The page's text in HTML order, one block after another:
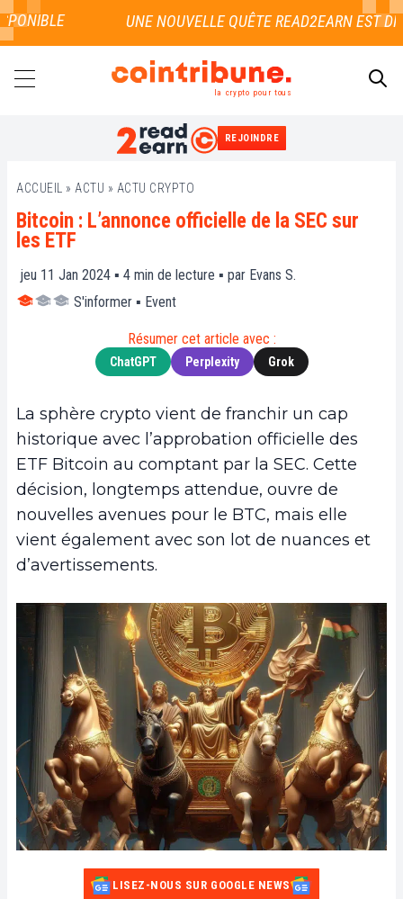
la crypto pour tous
REJOINDRE
ACCUEIL » ACTU » ACTU CRYPTO
Bitcoin : L’annonce officielle de la SEC sur
les ETF
jeu 11 Jan 2024 ▪ 4 min de lecture ▪ par Evans S.
S'informer ▪ Event
Résumer cet article avec :
ChatGPT Perplexity Grok
La sphère crypto vient de franchir un cap
historique avec l’approbation officielle des
ETF Bitcoin au comptant par la SEC. Cette
décision, longtemps attendue, ouvre de
nouvelles avenues pour le BTC, mais elle
vient également avec son lot de nuances et
d’avertissements.
LISEZ-NOUS SUR GOOGLE NEWS